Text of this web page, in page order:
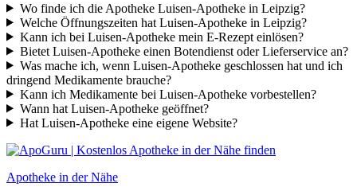
Wo finde ich die Apotheke Luisen-Apotheke in Leipzig?
Welche Öffnungszeiten hat Luisen-Apotheke in Leipzig?
Kann ich bei Luisen-Apotheke mein E-Rezept einlösen?
Bietet Luisen-Apotheke einen Botendienst oder Lieferservice an?
Was mache ich, wenn Luisen-Apotheke geschlossen hat und ich
dringend Medikamente brauche?
Kann ich Medikamente bei Luisen-Apotheke vorbestellen?
Wann hat Luisen-Apotheke geöffnet?
Hat Luisen-Apotheke eine eigene Website?
Apotheke in der Nähe